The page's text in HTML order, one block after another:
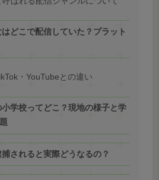
どこで配信していた？プラット
・YouTubeとの違い
学校ってどこ？現地の様子と学
されると実際どうなるの？